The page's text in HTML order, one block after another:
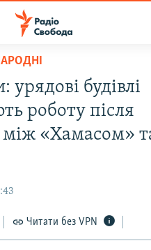
урядові будівлі
роботу після
між «Хамасом»
Читати без VPN